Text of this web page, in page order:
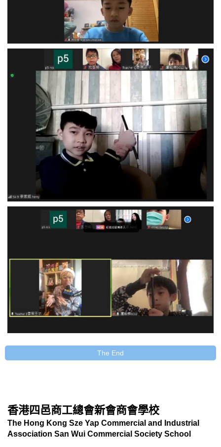
The End
香港四邑商工總會新會商會學校
The Hong Kong Sze Yap Commercial and Industrial
Association San Wui Commercial Society School